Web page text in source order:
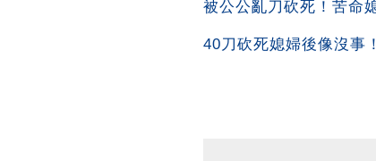
被公公亂刀砍死！苦命
40刀砍死媳婦後像沒事